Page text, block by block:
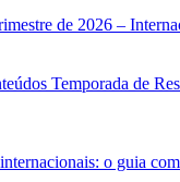
de 2026 –
Temporada de
o guia